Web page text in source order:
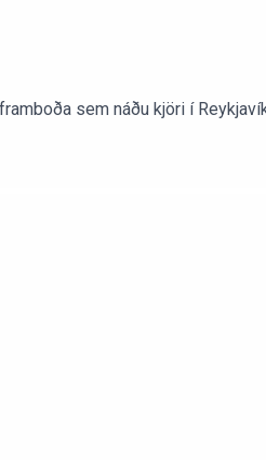
sem náðu kjöri í